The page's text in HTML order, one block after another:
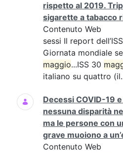
rispetto al 2019.
sigarette a tabacco
Contenuto Web
sessi Il report
Giornata mondiale
maggio...ISS 30
italiano su quattro
Decessi COVID-19
nessuna disparità
ma le persone con
grave muoiono a
Contenuto Web